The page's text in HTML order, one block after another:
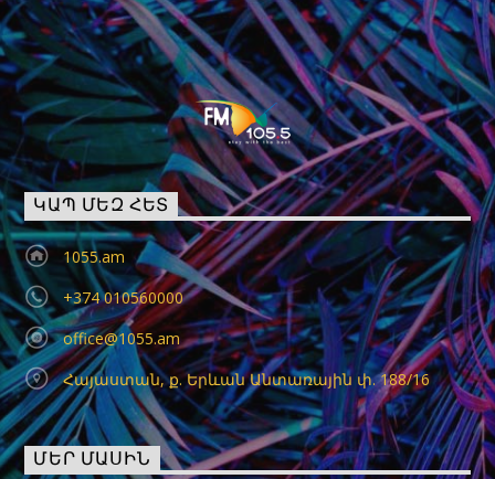
ԿԱՊ ՄԵԶ ՀԵՏ
1055.am
+374 010560000
office@1055.am
Հայաստան, ք. Երևան Անտառային փ. 188/16
ՄԵՐ ՄԱՍԻՆ